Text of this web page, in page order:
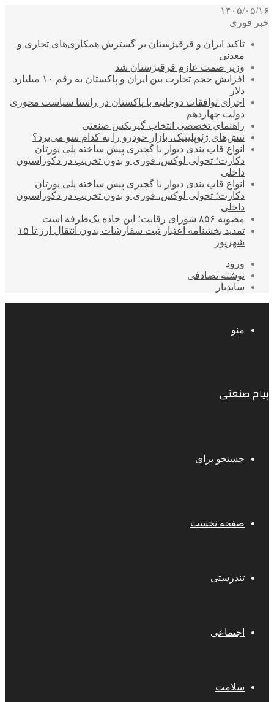
۱۴۰۵/۰۵/۱۶
خبر فوری
تاکید ایران و قرقیزستان بر گسترش همکاری‌های تجاری و
معدنی
وزیر صمت عازم قرقیزستان شد
افزایش حجم تجارت بین ایران و پاکستان به رقم ۱۰ میلیارد
دلار
اجرای توافقات دوجانبه با پاکستان در راستا سیاست محوری
دولت چهاردهم
راهنمای تخصصی انتخاب گیربکس صنعتی
تنش‌های ژئوپلیتیک، بازار خودرو را به کدام سو می‌برد؟
انواع قاب بندی دیوار با گچبری پیش ساخته پلی یورتان
دکارت؛ تحولی لوکس، فوری و بدون تخریب در دکوراسیون
داخلی
انواع قاب بندی دیوار با گچبری پیش ساخته پلی یورتان
دکارت؛ تحولی لوکس، فوری و بدون تخریب در دکوراسیون
داخلی
مصوبه ۸۵۶ شورای رقابت؛ این جاده یک‌طرفه است
تمدید بخشنامه اعتبار ثبت سفارشات بدون انتقال ارز تا ۱۵
شهریور
ورود
نوشته تصادفی
سایدبار
منو
پیام صنعتی
جستجو برای
صفحه نخست
تندرستی
اجتماعی
سلامت